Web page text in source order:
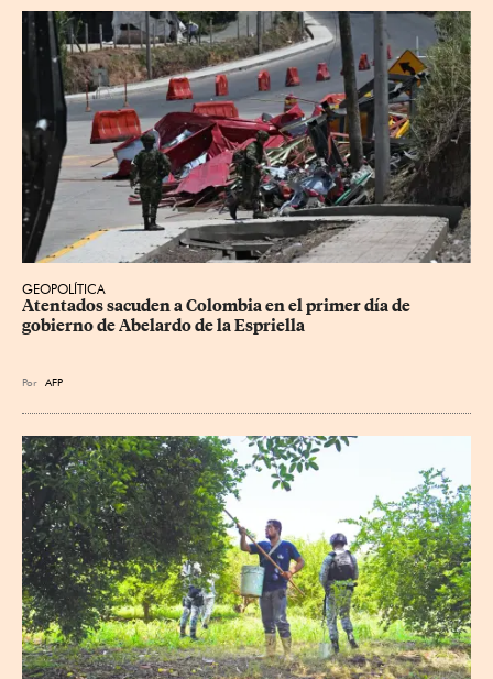
GEOPOLÍTICA
Atentados sacuden a Colombia en el primer día de
gobierno de Abelardo de la Espriella
Por AFP